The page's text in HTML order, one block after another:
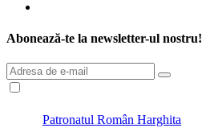
Abonează-te la newsletter-ul nostru!
Patronatul Român Harghita